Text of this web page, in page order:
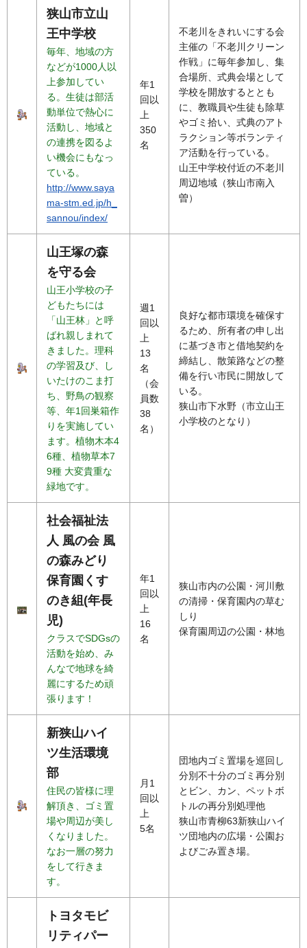
狭山市立山
王中学校
毎年、地域の方
などが1000人以
上参加してい
る。生徒は部活
動単位で熱心に
活動し、地域と
の連携を図るよ
い機会にもなっ
ている。
http://www.saya
ma-stm.ed.jp/h_
sannou/index/
年1
回以
上
350
名
不老川をきれいにする会
主催の「不老川クリーン
作戦」に毎年参加し、集
合場所、式典会場として
学校を開放するととも
に、教職員や生徒も除草
やゴミ拾い、式典のアト
ラクション等ボランティ
ア活動を行っている。
山王中学校付近の不老川
周辺地域（狭山市南入
曽）
山王塚の森
を守る会
山王小学校の子
どもたちには
「山王林」と呼
ばれ親しまれて
きました。理科
の学習及び、し
いたけのこま打
ち、野鳥の観察
等、年1回巣箱作
りを実施してい
ます。植物木本4
6種、植物草本7
9種 大変貴重な
緑地です。
週1
回以
上
13
名
（会
員数
38
名）
良好な都市環境を確保す
るため、所有者の申し出
に基づき市と借地契約を
締結し、散策路などの整
備を行い市民に開放して
いる。
狭山市下水野（市立山王
小学校のとなり）
社会福祉法
人 風の会 風
の森みどり
保育園くす
のき組(年長
児)
クラスでSDGsの
活動を始め、み
んなで地球を綺
麗にするため頑
張ります！
年1
回以
上
16
名
狭山市内の公園・河川敷
の清掃・保育園内の草む
しり
保育園周辺の公園・林地
新狭山ハイ
ツ生活環境
部
住民の皆様に理
解頂き、ゴミ置
場や周辺が美し
くなりました。
なお一層の努力
をして行きま
す。
月1
回以
上
5名
団地内ゴミ置場を巡回し
分別不十分のゴミ再分別
とビン、カン、ペットボ
トルの再分別処理他
狭山市青柳63新狭山ハイ
ツ団地内の広場・公園お
よびごみ置き場。
トヨタモビ
リティパー